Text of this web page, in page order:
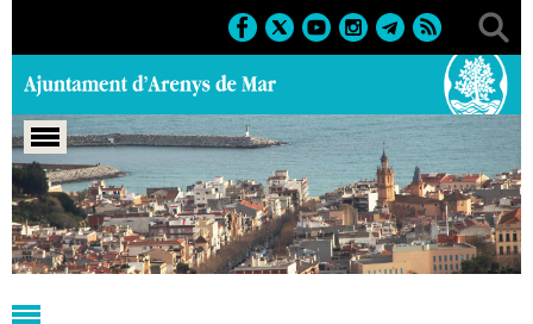
Portada > Regidories > Cultura > Notícies